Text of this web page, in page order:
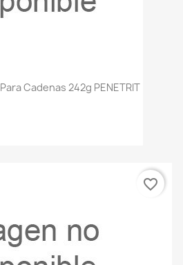
Cadenas 242g PENETRIT
favorite_border